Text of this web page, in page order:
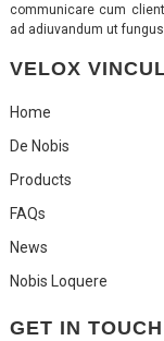
communicare cum
ad adiuvandum ut
VELOX
Home
De Nobis
Products
FAQs
News
Nobis Loquere
GET IN TOUCH